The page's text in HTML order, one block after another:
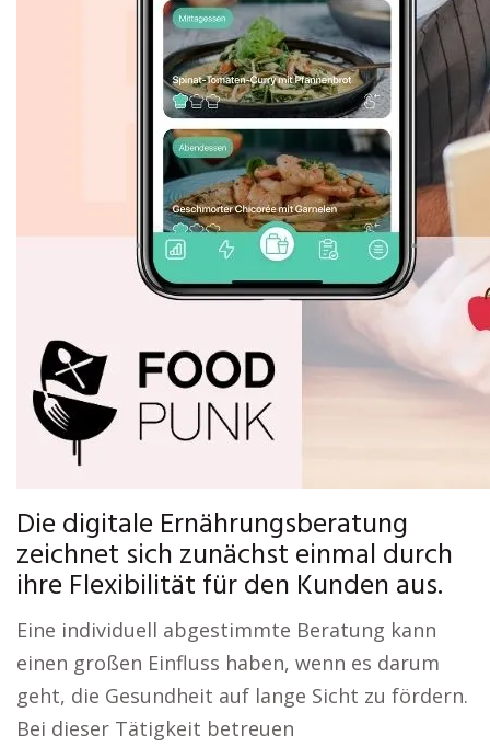
Die digitale Ernährungsberatung
zeichnet sich zunächst einmal durch
ihre Flexibilität für den Kunden aus.
Eine individuell abgestimmte Beratung kann
einen großen Einfluss haben, wenn es darum
geht, die Gesundheit auf lange Sicht zu fördern.
Bei dieser Tätigkeit betreuen